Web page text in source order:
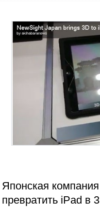
Японская
превратить iPad в